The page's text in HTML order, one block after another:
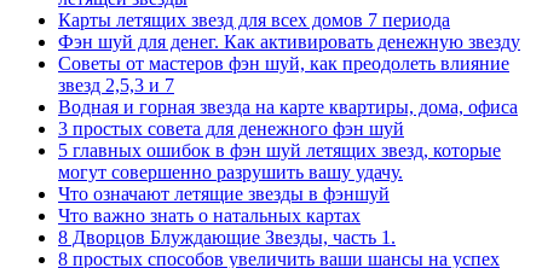
Карты летящих звезд для всех домов 7 периода
Фэн шуй для денег. Как активировать денежную звезду
Советы от мастеров фэн шуй, как преодолеть влияние
звезд 2,5,3 и 7
Водная и горная звезда на карте квартиры, дома, офиса
3 простых совета для денежного фэн шуй
5 главных ошибок в фэн шуй летящих звезд, которые
могут совершенно разрушить вашу удачу.
Что означают летящие звезды в фэншуй
Что важно знать о натальных картах
8 Дворцов Блуждающие Звезды, часть 1.
8 простых способов увеличить ваши шансы на успех